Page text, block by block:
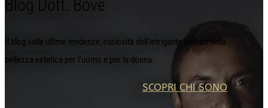
Blog Dott. Bove
Il blog sulle ultime tendenze, curiosità dell'intrigante mondo della
bellezza estetica per l'uomo e per la donna.
SCOPRI CHI SONO